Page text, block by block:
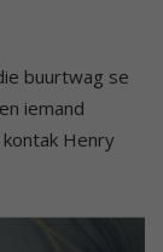
buurtwag se
iemand
Henry